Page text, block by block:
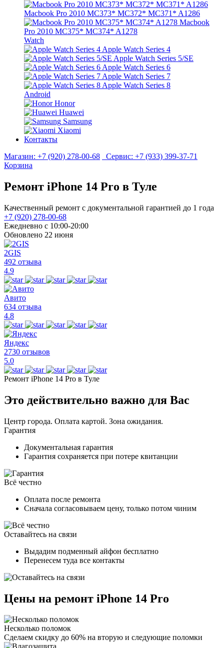
Macbook Pro 2010 MC373* MC372* MC371* A1286
Macbook
Pro 2010 MC375* MC374* A1278
Watch
Apple Watch Series 4
Apple Watch Series 5/SE
Apple Watch Series 6
Apple Watch Series 7
Apple Watch Series 8
Android
Honor
Huawei
Samsung
Xiaomi
Контакты
Магазин: +7 (920) 278-00-68 Сервис: +7 (933) 399-37-71
Корзина
Ремонт iPhone 14 Pro в Туле
Качественный ремонт с документальной гарантией до 1 года
+7 (920) 278-00-68
Ежедневно с 10:00-20:00
Обновлено 22 июня
2GIS
492 отзыва
4.9
Авито
634 отзыва
4.8
Яндекс
2730 отзывов
5.0
Ремонт iPhone 14 Pro в Туле
Это действительно важно для Вас
Центр города. Оплата картой. Зона ожидания.
Гарантия
Документальная гарантия
Гарантия сохраняется при потере квитанции
Всё честно
Оплата после ремонта
Сначала согласовываем цену, только потом чиним
Оставайтесь на связи
Выдадим подменный айфон бесплатно
Перенесем туда все контакты
Цены на ремонт iPhone 14 Pro
Несколько поломок
Сделаем скидку до 60% на вторую и следующие поломки